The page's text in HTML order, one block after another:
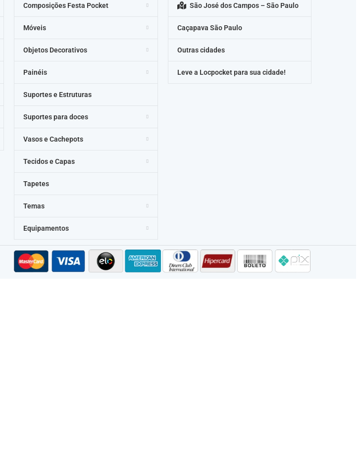
Composições Festa Pocket
Móveis
Objetos Decorativos
Painéis
Suportes e Estruturas
Suportes para doces
Vasos e Cachepots
Tecidos e Capas
Tapetes
Temas
Equipamentos
São José dos Campos – São Paulo
Caçapava São Paulo
Outras cidades
Leve a Locpocket para sua cidade!